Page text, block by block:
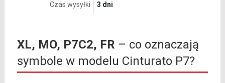
Czas wysyłki 3 dni
XL, MO, P7C2, FR – co oznaczają
symbole w modelu Cinturato P7?